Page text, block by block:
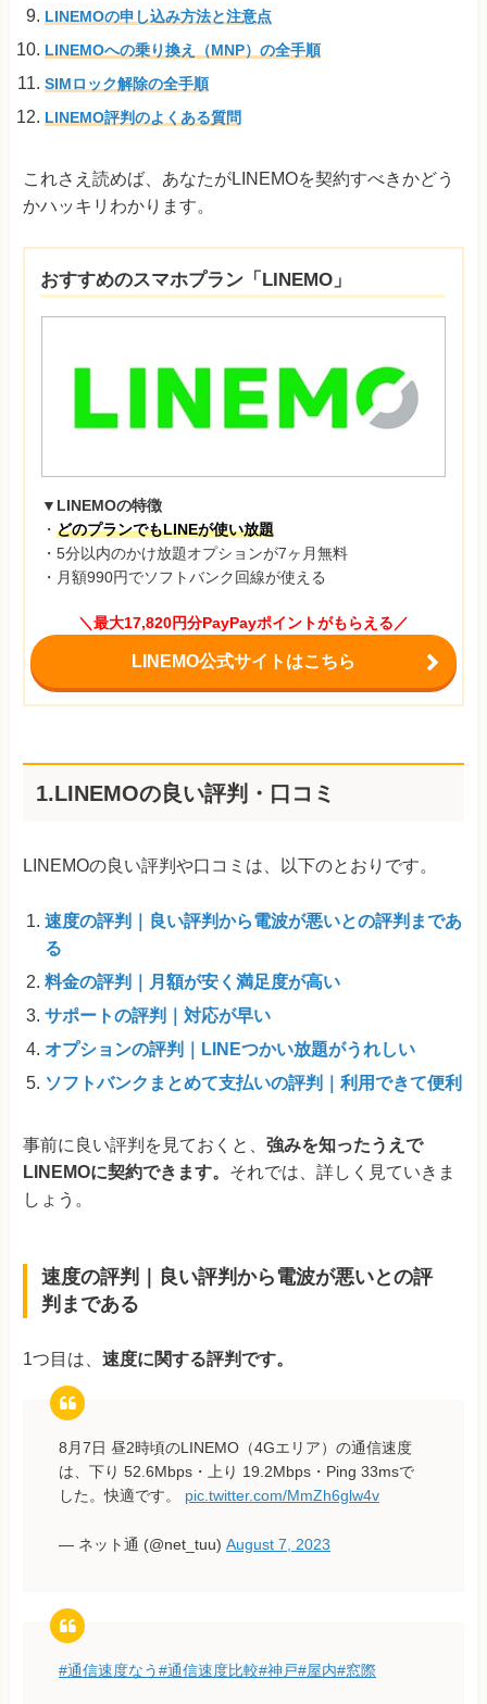
LINEMOの申し込み方法と注意点
LINEMOへの乗り換え（MNP）の全手順
SIMロック解除の全手順
LINEMO評判のよくある質問
これさえ読めば、あなたがLINEMOを契約すべきかどう
かハッキリわかります。
おすすめのスマホプラン「LINEMO」
▼LINEMOの特徴
・ どのプランでもLINEが使い放題
・5分以内のかけ放題オプションが7ヶ月無料
・月額990円でソフトバンク回線が使える
＼最大17,820円分PayPayポイントがもらえる／
LINEMO公式サイトはこちら
1.LINEMOの良い評判・口コミ
LINEMOの良い評判や口コミは、以下のとおりです。
速度の評判｜良い評判から電波が悪いとの評判まであ
る
料金の評判｜月額が安く満足度が高い
サポートの評判｜対応が早い
オプションの評判｜LINEつかい放題がうれしい
ソフトバンクまとめて支払いの評判｜利用できて便利
事前に良い評判を見ておくと、 強みを知ったうえで
LINEMOに契約できます。 それでは、詳しく見ていきま
しょう。
速度の評判｜良い評判から電波が悪いとの評
判まである
1つ目は、 速度に関する評判です。
8月7日 昼2時頃のLINEMO（4Gエリア）の通信速度
は、下り 52.6Mbps・上り 19.2Mbps・Ping 33msで
した。快適です。 pic.twitter.com/MmZh6glw4v
— ネット通 (@net_tuu) August 7, 2023
#通信速度なう#通信速度比較#神戸#屋内#窓際